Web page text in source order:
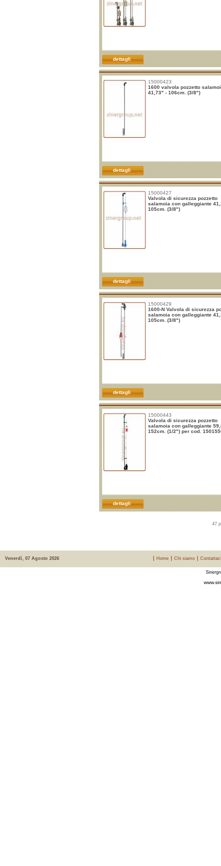
dettagli
15000423
1600 valvola pozzetto
41,73" - 106cm. (3/8")
dettagli
15000427
Valvola di sicurezza pozzetto
salamoia con galleggiante
105cm. (3/8")
dettagli
15000429
1600-N Valvola di sicurezza
salamoia con galleggiante
105cm. (3/8")
dettagli
15000443
Valvola di sicurezza pozzetto
salamoia con galleggiante
152cm. (1/2") per cod.
dettagli
47
Venerdì, 07 Agosto 2026 Home Chi siamo Contattaci